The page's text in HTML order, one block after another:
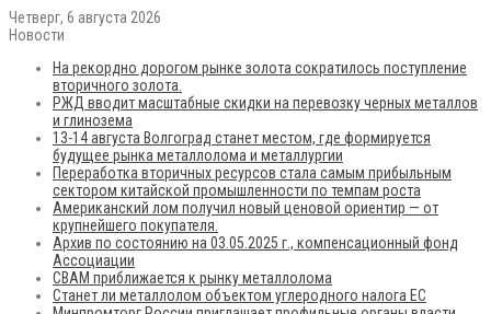
Четверг, 6 августа 2026
Новости
На рекордно дорогом рынке золота сократилось поступление
вторичного золота.
РЖД вводит масштабные скидки на перевозку черных металлов
и глинозема
13-14 августа Волгоград станет местом, где формируется
будущее рынка металлолома и металлургии
Переработка вторичных ресурсов стала самым прибыльным
сектором китайской промышленности по темпам роста
Американский лом получил новый ценовой ориентир — от
крупнейшего покупателя.
Архив по состоянию на 03.05.2025 г., компенсационный фонд
Ассоциации
CBAM приближается к рынку металлолома
Станет ли металлолом объектом углеродного налога ЕС